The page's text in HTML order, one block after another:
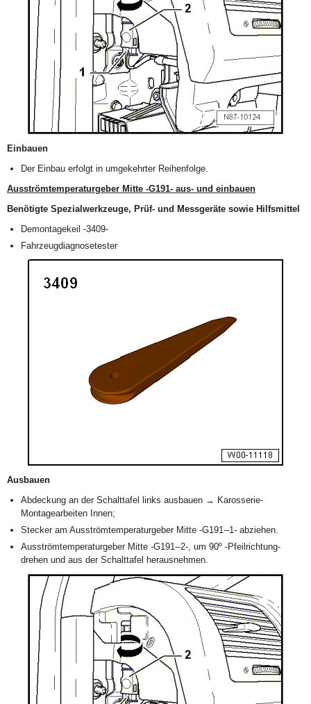
Einbauen
Der Einbau erfolgt in umgekehrter Reihenfolge.
Ausströmtemperaturgeber Mitte -G191- aus- und einbauen
Benötigte Spezialwerkzeuge, Prüf- und Messgeräte sowie Hilfsmittel
Demontagekeil -3409-
Fahrzeugdiagnosetester
Ausbauen
Abdeckung an der Schalttafel links ausbauen → Karosserie-
Montagearbeiten Innen;
Stecker am Ausströmtemperaturgeber Mitte -G191--1- abziehen.
Ausströmtemperaturgeber Mitte -G191--2-, um 90º -Pfeilrichtung-
drehen und aus der Schalttafel herausnehmen.